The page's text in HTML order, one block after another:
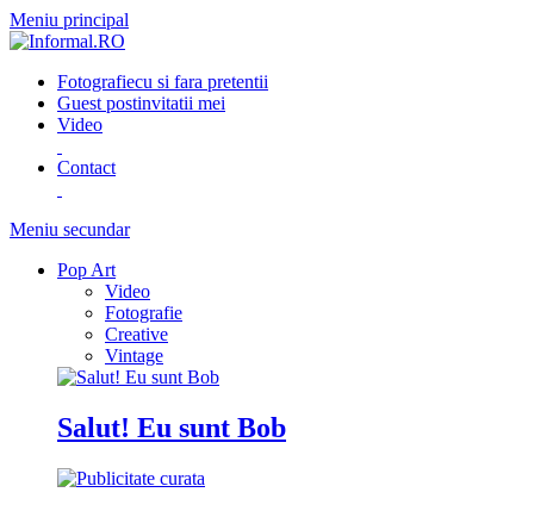
Meniu principal
Fotografiecu si fara pretentii
Guest postinvitatii mei
Video
Contact
Meniu secundar
Pop Art
Video
Fotografie
Creative
Vintage
Salut! Eu sunt Bob